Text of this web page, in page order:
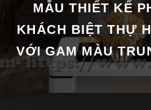
MẪU THIẾT KẾ
KHÁCH BIỆT THỰ
VỚI GAM MÀU